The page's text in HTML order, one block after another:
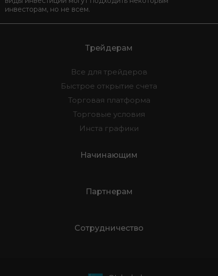
инвесторам, но не всем.
Трейдерам
Все для трейдеров
Быстрое открытие счета
Торговая платформа
Торговые условия
Инста графики
Начинающим
Партнерам
Сотрудничество